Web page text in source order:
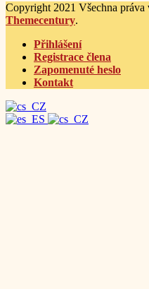
Copyright 2021 Všechna práva
Themecentury.
Přihlášení
Registrace člena
Zapomenuté heslo
Kontakt